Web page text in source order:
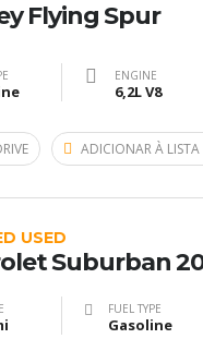
Flying Spur
ENGINE
6,2L V8
ADICIONAR À
USED
Suburban
FUEL TYPE
Gasoline